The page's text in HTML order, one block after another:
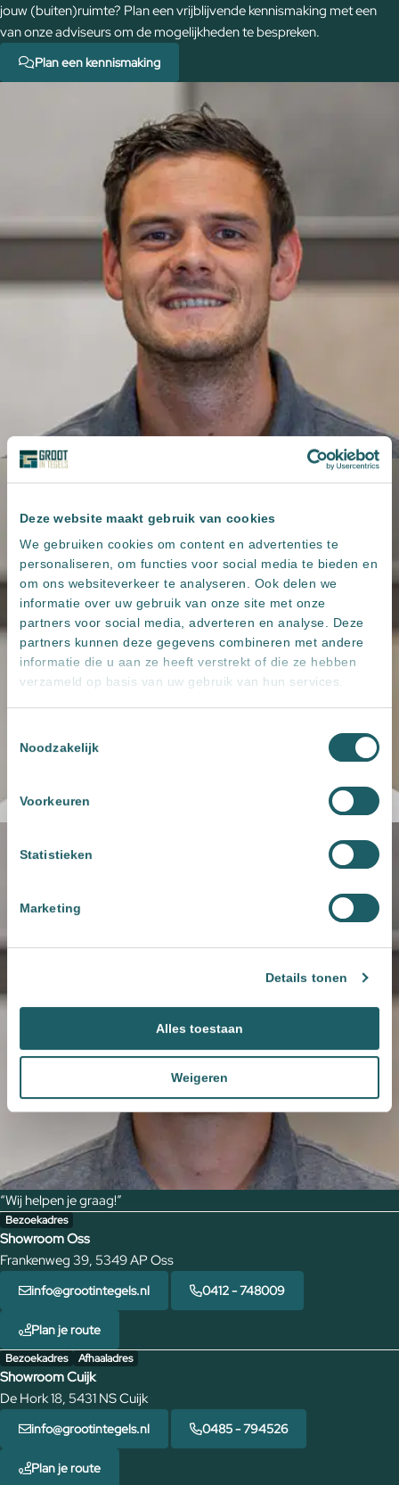
Deze website maakt gebruik van cookies
We gebruiken cookies om content en advertenties te
personaliseren, om functies voor social media te bieden en
om ons websiteverkeer te analyseren. Ook delen we
informatie over uw gebruik van onze site met onze
partners voor social media, adverteren en analyse. Deze
partners kunnen deze gegevens combineren met andere
informatie die u aan ze heeft verstrekt of die ze hebben
verzameld op basis van uw gebruik van hun services.
Noodzakelijk
Voorkeuren
Statistieken
Marketing
Details tonen
Alles toestaan
Weigeren
jouw (buiten)ruimte? Plan een vrijblijvende kennismaking met een
van onze adviseurs om de mogelijkheden te bespreken.
Plan een kennismaking
“Wij helpen je graag!”
Bezoekadres
Showroom Oss
Frankenweg 39, 5349 AP Oss
info@grootintegels.nl 0412 - 748009
Plan je route
Bezoekadres Afhaaladres
Showroom Cuijk
De Hork 18, 5431 NS Cuijk
info@grootintegels.nl 0485 - 794526
Plan je route